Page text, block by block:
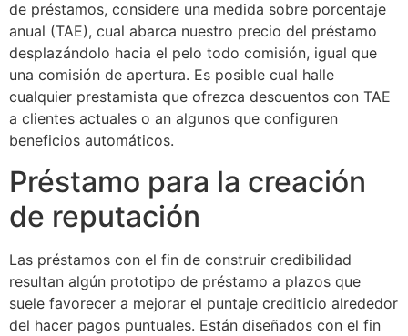
de préstamos, considere una medida sobre porcentaje
anual (TAE), cual abarca nuestro precio del préstamo
desplazándolo hacia el pelo todo comisión, igual que
una comisión de apertura. Es posible cual halle
cualquier prestamista que ofrezca descuentos con TAE
a clientes actuales o an algunos que configuren
beneficios automáticos.
Préstamo para la creación
de reputación
Las préstamos con el fin de construir credibilidad
resultan algún prototipo de préstamo a plazos que
suele favorecer a mejorar el puntaje crediticio alrededor
del hacer pagos puntuales. Están diseñados con el fin